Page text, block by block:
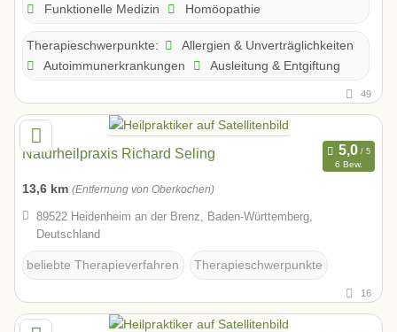
Funktionelle Medizin
Homöopathie
Therapieschwerpunkte:
Allergien & Unverträglichkeiten
Autoimmunerkrankungen
Ausleitung & Entgiftung
49
Naturheilpraxis Richard Seling
6 Bew.
13,6 km (Entfernung von Oberkochen)
89522 Heidenheim an der Brenz, Baden-Württemberg,
Deutschland
beliebte Therapieverfahren Therapieschwerpunkte
16